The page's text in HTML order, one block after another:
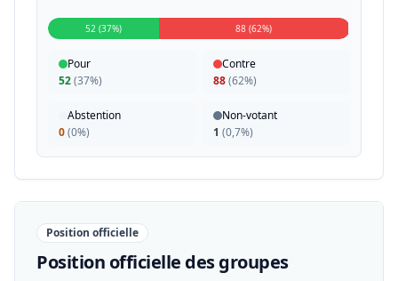
52 (37%) 88 (62%)
Pour
52(37%)
Contre
88(62%)
Abstention
0(0%)
Non-votant
1 (0,7%)
Position officielle
Position officielle des groupes